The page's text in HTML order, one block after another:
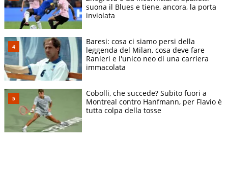
suona il Blues e tiene, ancora, la porta
inviolata
Baresi: cosa ci siamo persi della
leggenda del Milan, cosa deve fare
Ranieri e l'unico neo di una carriera
immacolata
Cobolli, che succede? Subito fuori a
Montreal contro Hanfmann, per Flavio è
tutta colpa della tosse